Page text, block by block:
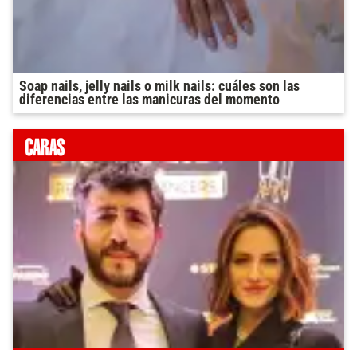
Soap nails, jelly nails o milk nails: cuáles son las
diferencias entre las manicuras del momento